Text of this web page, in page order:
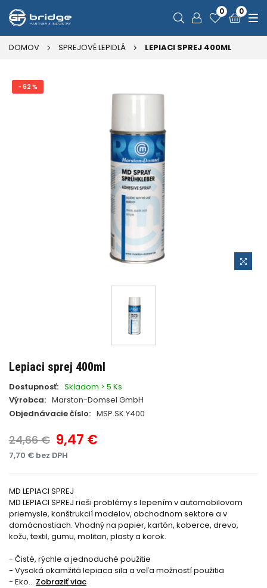
0 0
DOMOV SPREJOVÉ LEPIDLÁ LEPIACI SPREJ 400ML
- 62 %
Lepiaci sprej 400ml
Dostupnosť: Skladom > 5 Ks
Výrobca: Marston-Domsel GmbH
Objednávacie číslo: MSP.SK.Y400
24,66 € 9,47 €
7,70 € bez DPH
MD LEPIACI SPREJ
MD LEPIACI SPREJ rieši problémy s lepením v automobilovom
priemysle, konštrukcií modelov, obchodnom sektore a v
domácnostiach. Vhodný na papier, kartón, koberce, drevo,
kožu, textil, gumu, molitan, plasty a korok.
- Čisté, rýchle a jednoduché použitie
- Vysoká okamžitá lepiaca sila a veľa možností použitia
- Eko... Zobraziť viac